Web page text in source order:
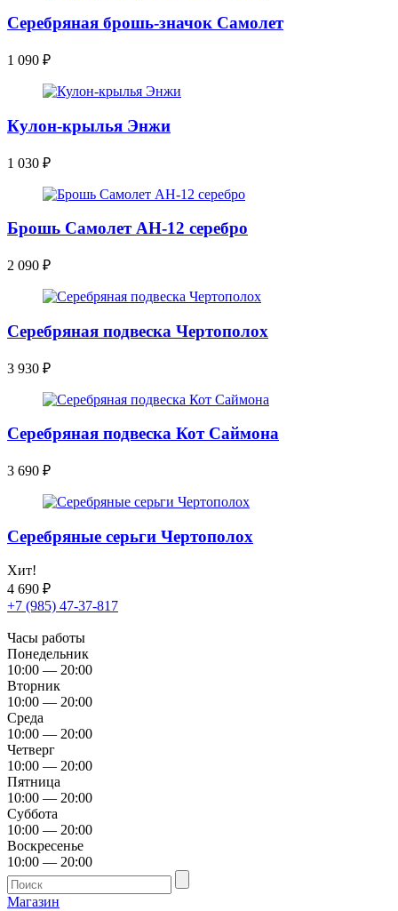
Серебряная брошь-значок Самолет
1 090 ₽
Кулон-крылья Энжи
1 030 ₽
Брошь Самолет АН-12 серебро
2 090 ₽
Серебряная подвеска Чертополох
3 930 ₽
Серебряная подвеска Кот Саймона
3 690 ₽
Серебряные серьги Чертополох
Хит!
4 690 ₽
+7 (985) 47-37-817
Часы работы
Понедельник
10:00 — 20:00
Вторник
10:00 — 20:00
Среда
10:00 — 20:00
Четверг
10:00 — 20:00
Пятница
10:00 — 20:00
Суббота
10:00 — 20:00
Воскресенье
10:00 — 20:00
Магазин